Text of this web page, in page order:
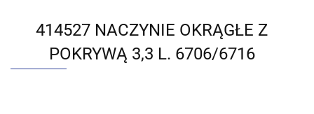
414527 NACZYNIE OKRĄGŁE Z
POKRYWĄ 3,3 L. 6706/6716